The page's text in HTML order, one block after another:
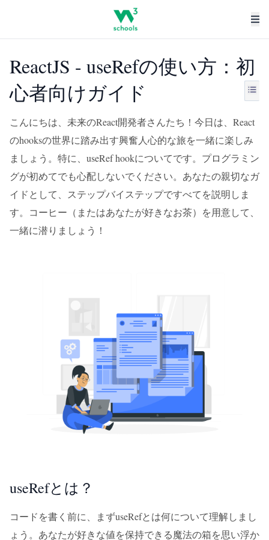
ReactJS - useRefの使い方：初
心者向けガイド
こんにちは、未来のReact開発者さんたち！今日は、React
のhooksの世界に踏み出す興奮人心的な旅を一緒に楽しみ
ましょう。特に、useRef hookについてです。プログラミン
グが初めてでも心配しないでください。あなたの親切なガ
イドとして、ステップバイステップですべてを説明しま
す。コーヒー（またはあなたが好きなお茶）を用意して、
一緒に潜りましょう！
useRefとは？
コードを書く前に、まずuseRefとは何について理解しまし
ょう。あなたが好きな値を保持できる魔法の箱を思い浮か